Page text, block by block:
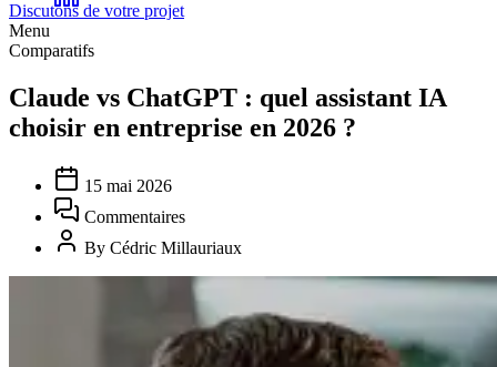
Discutons de votre projet
Menu
Comparatifs
Claude vs ChatGPT : quel assistant IA
choisir en entreprise en 2026 ?
15 mai 2026
Commentaires
By Cédric Millauriaux